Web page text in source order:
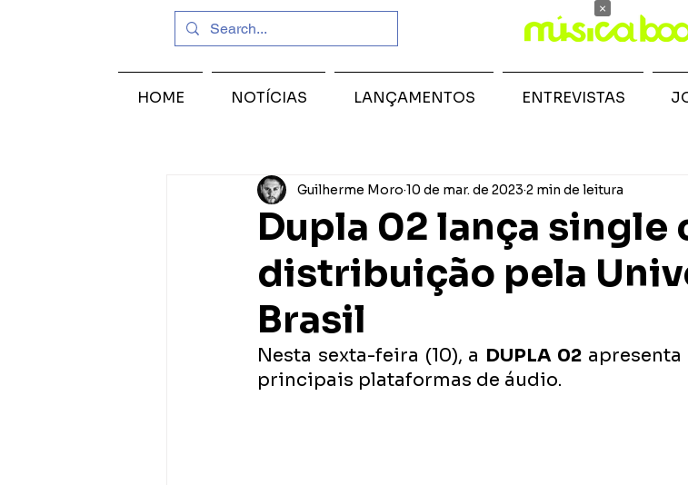
Dupla 02 lança single
distribuição pela
Brasil
Guilherme Moro 10 de mar. de 2023 2 min de leitura
Nesta sexta-feira (10), a DUPLA 02 apresenta
principais plataformas de áudio.
HOME NOTÍCIAS LANÇAMENTOS ENTREVISTAS
×